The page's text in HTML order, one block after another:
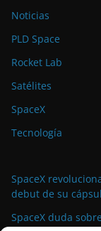
Noticias
PLD Space
Rocket Lab
Satélites
SpaceX
Tecnología
SpaceX
debut de su
SpaceX duda